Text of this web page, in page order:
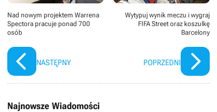
Nad nowym projektem Warrena
Spectora pracuje ponad 700
osób
NASTĘPNY
Wytypuj wynik meczu i wygraj
FIFA Street oraz koszulkę
Barcelony
POPRZEDNI
Najnowsze Wiadomości